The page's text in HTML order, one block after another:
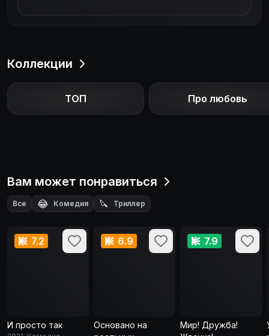
Коллекции
ТОП Про любовь
Вам может понравиться
Все 😂 Комедия 🔪 Триллер
7.2
И просто так
6.9
Основано на
7.9
Мир! Дружба!